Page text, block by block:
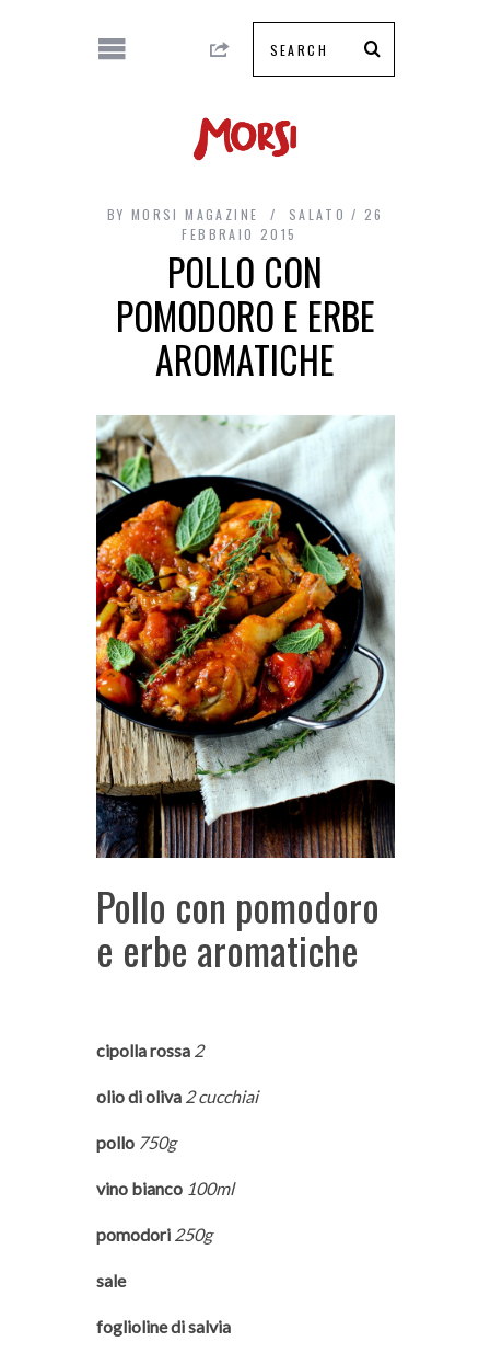
BY MORSI MAGAZINE SALATO
26
FEBBRAIO 2015
POLLO CON
POMODORO E ERBE
AROMATICHE
Pollo con pomodoro
e erbe aromatiche
cipolla rossa 2
olio di oliva 2 cucchiai
pollo 750g
vino bianco 100ml
pomodori 250g
sale
foglioline di salvia